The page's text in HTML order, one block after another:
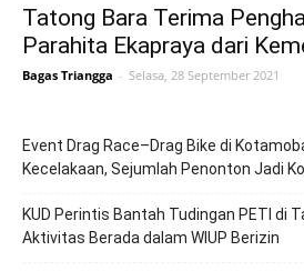
Tatong Bara Terima
Parahita Ekapraya dari
Bagas Triangga - Selasa, 28 September 2021
Event Drag Race–Drag Bike di
Kecelakaan, Sejumlah Penonton Jadi
KUD Perintis Bantah Tudingan PETI di
Aktivitas Berada dalam WIUP Berizin